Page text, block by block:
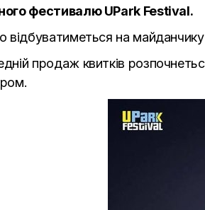
фестивалю UPark Festival.
відбуватиметься на
продаж квитків